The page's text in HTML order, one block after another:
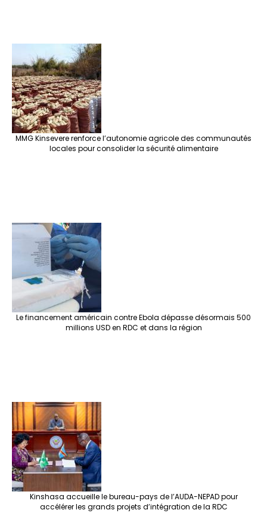
MMG Kinsevere renforce l’autonomie agricole des communautés
locales pour consolider la sécurité alimentaire
Le financement américain contre Ebola dépasse désormais 500
millions USD en RDC et dans la région
Kinshasa accueille le bureau-pays de l’AUDA-NEPAD pour
accélérer les grands projets d’intégration de la RDC